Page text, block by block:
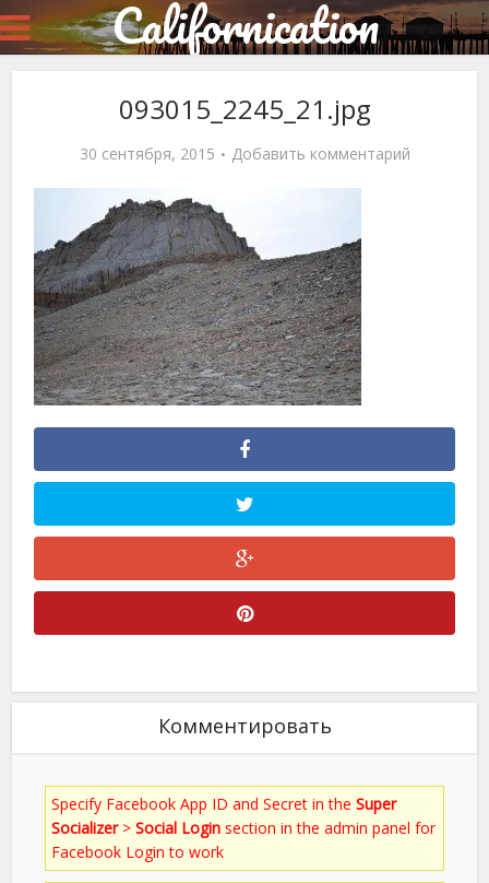
Californication
093015_2245_21.jpg
30 сентября, 2015 Добавить комментарий
Комментировать
Specify Facebook App ID and Secret in theSuper
Socializer>Social Login section in the admin panel for
Facebook Login to work